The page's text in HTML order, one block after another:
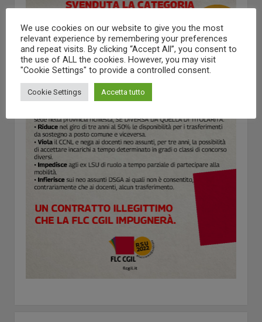
We use cookies on our website to give you the most
relevant experience by remembering your preferences
and repeat visits. By clicking “Accept All”, you consent to
the use of ALL the cookies. However, you may visit
"Cookie Settings" to provide a controlled consent.
Cookie Settings Accetta tutto